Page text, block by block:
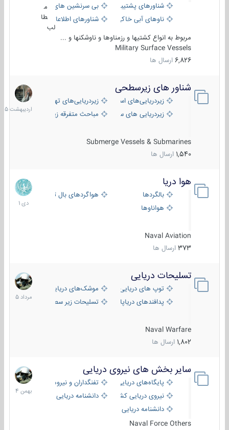
شناورهای پشتیبانی
بی سرنشین های دریایی
ناوهای آبی خاکی و نیروبرشناورهای اطلاعاتی و جاسوسی
طا
لب
مربوط به انواع کشتیها و رزمناوها و ناوشکنها و ...
Military Surface Vessels
6,826 ارسال ها
شناور های زیرسطحی
زیردریایی‌های استراتژیکزیردریایی‌های تهاجمی
زیردریایی های سبک
مباحث متفرقه زیرسطحی
Submerge Vessels & Submarines
1,540 ارسال ها
31
1405
هوا دریا
بالگردها
هواگردهای بال ثابت
هواناوها
Naval Aviation
373 ارسال ها
12
دی
1401
تسلیحات دریایی
توپ های دریایی
موشک‌های دریایی
پدافندهای دریاپایه
تسلیحات زیر سطحی
Naval Warfare
1,802 ارسال ها
2
مرداد
1405
سایر بخش های نیروی دریایی
پایگاه‌های دریایی
تفنگداران و نیروهای ویژه‌ی دریایی
نیروی دریایی کشورهای مختلفدانشنامه دریایی
دانشنامه دریایی کپی
Naval Force Others
22
بهمن
1404